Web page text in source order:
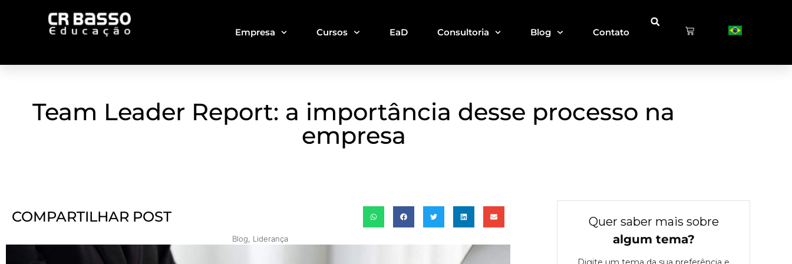
Empresa Cursos EaD Consultoria Blog Contato
Team Leader Report: a importância desse processo na
empresa
COMPARTILHAR POST
Blog Liderança
Quer saber mais sobre
algum tema?